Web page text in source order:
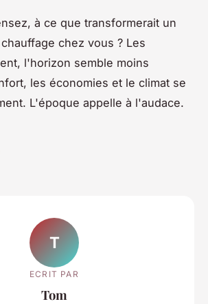
à ce que transformerait un
chez vous ? Les
l'horizon semble moins
les économies et le climat se
L'époque appelle à l'audace.
T
ECRIT PAR
Tom